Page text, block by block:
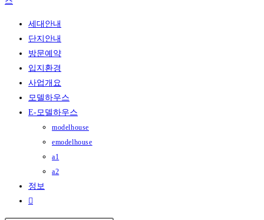
세대안내
단지안내
방문예약
입지환경
사업개요
모델하우스
E-모델하우스
modelhouse
emodelhouse
a1
a2
정보
Toggle
website